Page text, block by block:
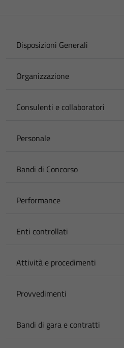
Disposizioni Generali
Organizzazione
Consulenti e collaboratori
Personale
Bandi di Concorso
Performance
Enti controllati
Attività e procedimenti
Provvedimenti
Bandi di gara e contratti